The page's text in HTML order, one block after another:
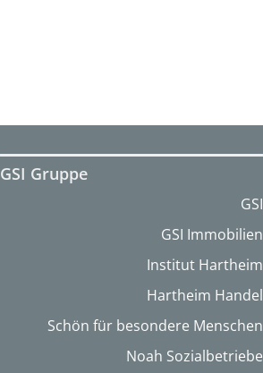
GSI Gruppe
GSI
GSI Immobilien
Institut Hartheim
Hartheim Handel
Schön für besondere Menschen
Noah Sozialbetriebe